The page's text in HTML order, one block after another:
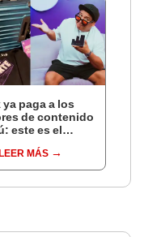
paga a los
de contenido
este es el
cobrar por 1.000
MÁS